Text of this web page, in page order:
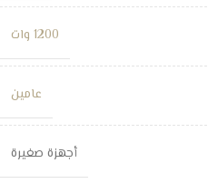
1200 وات
عامين
أجهزة صغيرة